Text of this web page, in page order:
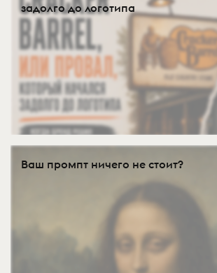
задолго до логотипа
Ваш промпт ничего не стоит?